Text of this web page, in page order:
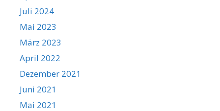
Juli 2024
Mai 2023
März 2023
April 2022
Dezember 2021
Juni 2021
Mai 2021